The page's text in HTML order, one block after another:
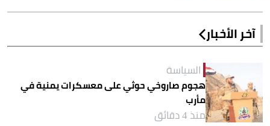
آخر الأخبار
السياسة
هجوم صاروخي حوثي على معسكرات يمنية في
مأرب
منذ 4 دقائق